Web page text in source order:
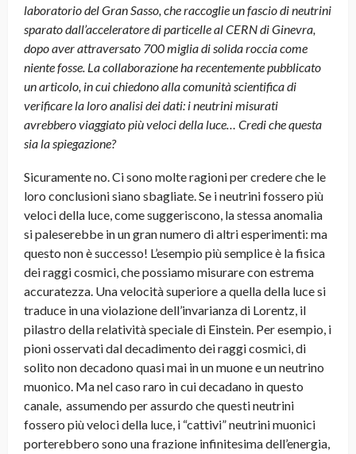
laboratorio del Gran Sasso, che raccoglie un fascio di neutrini
sparato dall’acceleratore di particelle al CERN di Ginevra,
dopo aver attraversato 700 miglia di solida roccia come
niente fosse. La collaborazione ha recentemente pubblicato
un articolo, in cui chiedono alla comunità scientifica di
verificare la loro analisi dei dati: i neutrini misurati
avrebbero viaggiato più veloci della luce… Credi che questa
sia la spiegazione?
Sicuramente no. Ci sono molte ragioni per credere che le
loro conclusioni siano sbagliate. Se i neutrini fossero più
veloci della luce, come suggeriscono, la stessa anomalia
si paleserebbe in un gran numero di altri esperimenti: ma
questo non è successo! L’esempio più semplice è la fisica
dei raggi cosmici, che possiamo misurare con estrema
accuratezza. Una velocità superiore a quella della luce si
traduce in una violazione dell’invarianza di Lorentz, il
pilastro della relatività speciale di Einstein. Per esempio, i
pioni osservati dal decadimento dei raggi cosmici, di
solito non decadono quasi mai in un muone e un neutrino
muonico. Ma nel caso raro in cui decadano in questo
canale, assumendo per assurdo che questi neutrini
fossero più veloci della luce, i “cattivi” neutrini muonici
porterebbero sono una frazione infinitesima dell’energia,